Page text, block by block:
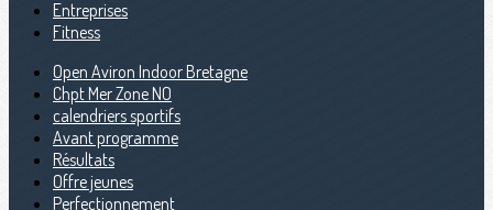
Entreprises
Fitness
Open Aviron Indoor Bretagne
Chpt Mer Zone NO
calendriers sportifs
Avant programme
Résultats
Offre jeunes
Perfectionnement